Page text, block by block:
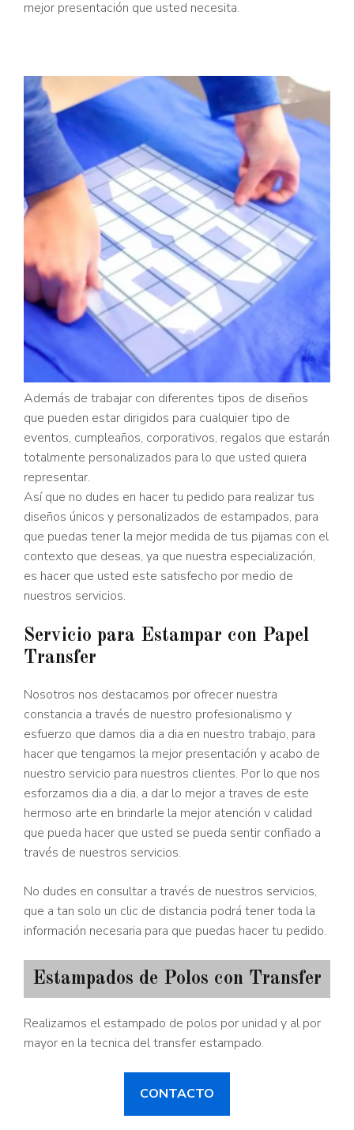
mejor presentación que usted necesita.
Además de trabajar con diferentes tipos de diseños
que pueden estar dirigidos para cualquier tipo de
eventos, cumpleaños, corporativos, regalos que estarán
totalmente personalizados para lo que usted quiera
representar.
Así que no dudes en hacer tu pedido para realizar tus
diseños únicos y personalizados de estampados, para
que puedas tener la mejor medida de tus pijamas con el
contexto que deseas, ya que nuestra especialización,
es hacer que usted este satisfecho por medio de
nuestros servicios.
Servicio para Estampar con Papel
Transfer
Nosotros nos destacamos por ofrecer nuestra
constancia a través de nuestro profesionalismo y
esfuerzo que damos dia a dia en nuestro trabajo, para
hacer que tengamos la mejor presentación y acabo de
nuestro servicio para nuestros clientes. Por lo que nos
esforzamos dia a dia, a dar lo mejor a traves de este
hermoso arte en brindarle la mejor atención v calidad
que pueda hacer que usted se pueda sentir confiado a
través de nuestros servicios.
No dudes en consultar a través de nuestros servicios,
que a tan solo un clic de distancia podrá tener toda la
información necesaria para que puedas hacer tu pedido.
Estampados de Polos con Transfer
Realizamos el estampado de polos por unidad y al por
mayor en la tecnica del transfer estampado.
CONTACTO